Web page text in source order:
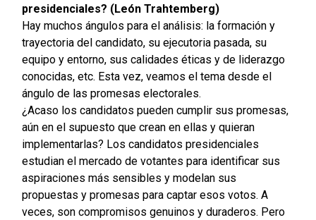
presidenciales? (León Trahtemberg)
Hay muchos ángulos para el análisis: la formación y
trayectoria del candidato, su ejecutoria pasada, su
equipo y entorno, sus calidades éticas y de liderazgo
conocidas, etc. Esta vez, veamos el tema desde el
ángulo de las promesas electorales.
¿Acaso los candidatos pueden cumplir sus promesas,
aún en el supuesto que crean en ellas y quieran
implementarlas? Los candidatos presidenciales
estudian el mercado de votantes para identificar sus
aspiraciones más sensibles y modelan sus
propuestas y promesas para captar esos votos. A
veces, son compromisos genuinos y duraderos. Pero